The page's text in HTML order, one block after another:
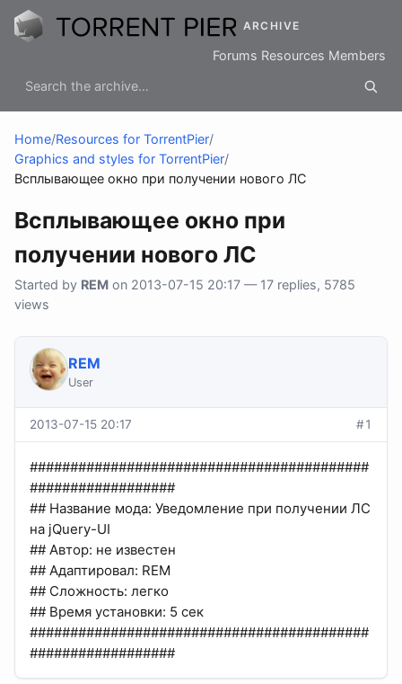
ARCHIVE
Forums Resources Members
Home/Resources for TorrentPier/
Graphics and styles for TorrentPier/
Всплывающее окно при получении нового ЛС
Всплывающее окно при
получении нового ЛС
Started by REM on 2013-07-15 20:17 — 17 replies, 5785
views
REM
User
2013-07-15 20:17 #1
##########################################
##################
## Название мода: Уведомление при получении ЛС
на jQuery-UI
## Автор: не известен
## Адаптировал: REM
## Сложность: легко
## Время установки: 5 сек
##########################################
##################